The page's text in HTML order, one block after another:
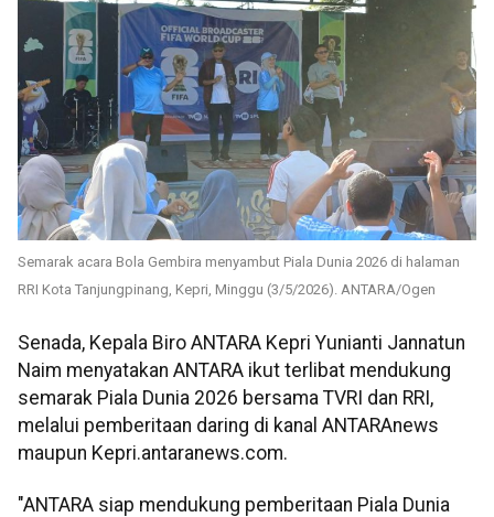
Semarak acara Bola Gembira menyambut Piala Dunia 2026 di halaman
RRI Kota Tanjungpinang, Kepri, Minggu (3/5/2026). ANTARA/Ogen
Senada, Kepala Biro ANTARA Kepri Yunianti Jannatun
Naim menyatakan ANTARA ikut terlibat mendukung
semarak Piala Dunia 2026 bersama TVRI dan RRI,
melalui pemberitaan daring di kanal ANTARAnews
maupun Kepri.antaranews.com.
"ANTARA siap mendukung pemberitaan Piala Dunia